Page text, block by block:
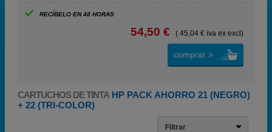
RECÍBELO EN 48 HORAS
54,50 € ( 45,04 € iva ex excl)
comprar >
CARTUCHOS DE TINTA HP PACK AHORRO 21 (NEGRO)
+ 22 (TRI-COLOR)
Filtrar